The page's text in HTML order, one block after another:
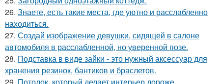
26. Знаете, есть такие места, где уютно и расслабленно
находиться.
27. Создай изображение девушки, сидящей в салоне
автомобиля в расслабленной, но уверенной позе.
28. Подставка в виде зайки - это нужный аксессуар для
хранения резинок, бантиков и браслетов.